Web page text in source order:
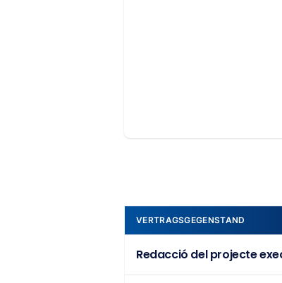
VERTRAGSGEGENSTAND
Redacció del projecte